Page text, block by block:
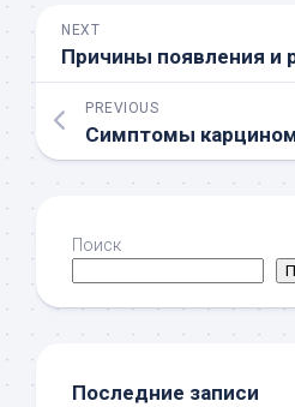
NEXT
PREVIOUS
Поиск
Последние записи